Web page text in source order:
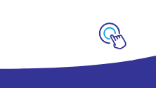
Schoolplaat